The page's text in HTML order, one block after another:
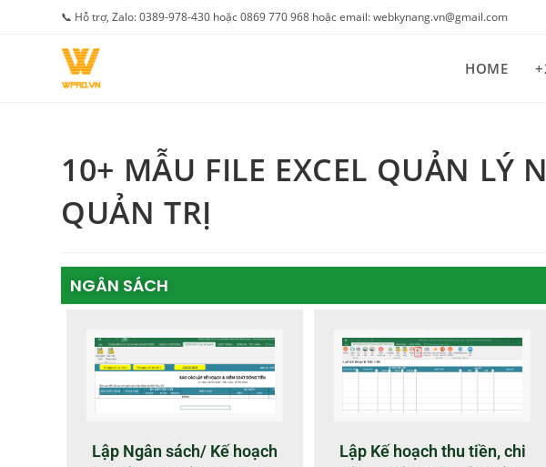
📞 Hỗ trợ, Zalo: 0389-978-430 hoặc 0869 770 968 hoặc email: webkynang.vn@gmail.com
HOME
10+ MẪU FILE EXCEL QUẢN LÝ
QUẢN TRỊ
NGÂN SÁCH
Lập Ngân sách/ Kế hoạch
Lập Kế hoạch thu tiền, chi